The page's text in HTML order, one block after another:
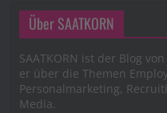
Über SAATKORN
SAATKORN ist der Blog
er über die Themen
Personalmarketing,
Media.